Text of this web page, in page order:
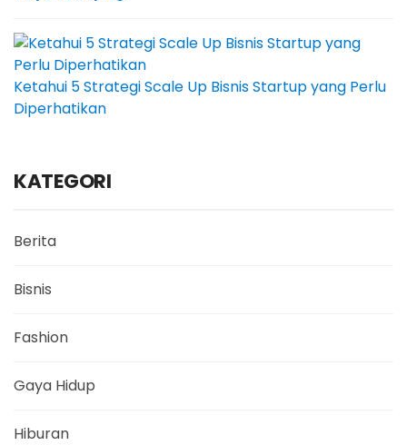
Ketahui 5 Strategi Scale Up Bisnis Startup yang Perlu
Diperhatikan
KATEGORI
Berita
Bisnis
Fashion
Gaya Hidup
Hiburan